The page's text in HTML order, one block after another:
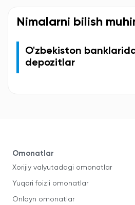
Nimalarni bilish
O'zbekiston
depozitlar
Omonatlar
Xorijiy valyutadagi omonatlar
Yuqori foizli omonatlar
Onlayn omonatlar